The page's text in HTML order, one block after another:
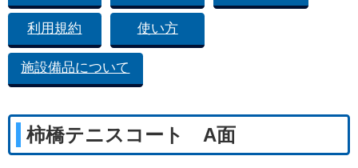
利用規約 使い方
施設備品について
柿橋テニスコート A面